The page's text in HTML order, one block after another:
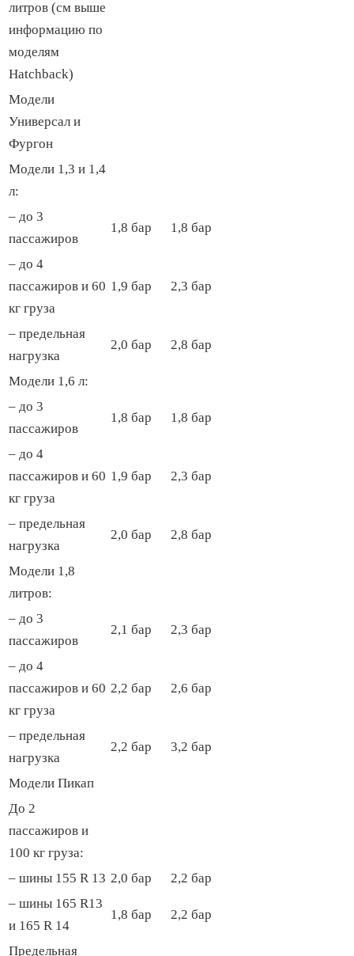
литров (см выше
информацию по
моделям
Hatchback)
Модели
Универсал и
Фургон
Модели 1,3 и 1,4
л:
– до 3
пассажиров
1,8 бар 1,8 бар
– до 4
пассажиров и 60
кг груза
1,9 бар 2,3 бар
– предельная
нагрузка
2,0 бар 2,8 бар
Модели 1,6 л:
– до 3
пассажиров
1,8 бар 1,8 бар
– до 4
пассажиров и 60
кг груза
1,9 бар 2,3 бар
– предельная
нагрузка
2,0 бар 2,8 бар
Модели 1,8
литров:
– до 3
пассажиров
2,1 бар 2,3 бар
– до 4
пассажиров и 60
кг груза
2,2 бар 2,6 бар
– предельная
нагрузка
2,2 бар 3,2 бар
Модели Пикап
До 2
пассажиров и
100 кг груза:
– шины 155 R 13 2,0 бар
2,2 бар
– шины 165 R13
и 165 R 14
1,8 бар 2,2 бар
Предельная